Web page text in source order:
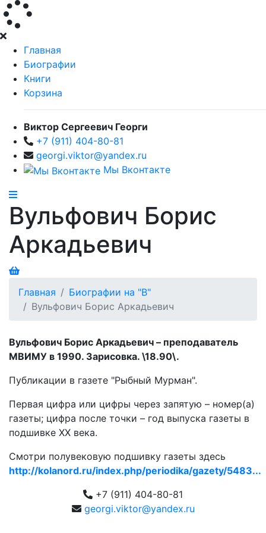
Главная
Биографии
Книги
Корзина
Виктор Сергеевич Георги
+7 (911) 404-80-81
georgi.viktor@yandex.ru
Мы Вконтакте
Вульфович Борис
Аркадьевич
Главная
Биографии на "В"
Вульфович Борис Аркадьевич
Вульфович Борис Аркадьевич – преподаватель
МВИМУ в 1990. Зарисовка. \18.90\.
Публикации в газете "Рыбный Мурман".
Первая цифра или цифры через запятую – номер(а)
газеты; цифра после точки – год выпуска газеты в
подшивке ХХ века.
Смотри полувековую подшивку газеты здесь
http://kolanord.ru/index.php/periodika/gazety/5483...
+7 (911) 404-80-81
georgi.viktor@yandex.ru